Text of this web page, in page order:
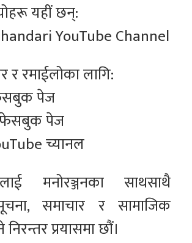
यहीं छन्:
YouTube Channel
र रमाईलोका लागि:
पेज
फेसबुक पेज
च्यानल
मनोरञ्जनका साथसाथै
समाचार र सामाजिक
प्रयासमा छौं।